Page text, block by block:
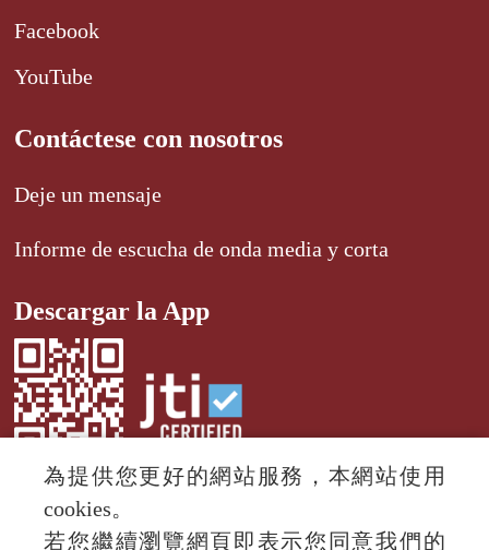
Facebook
YouTube
Contáctese con nosotros
Deje un mensaje
Informe de escucha de onda media y corta
Descargar la App
為提供您更好的網站服務，本網站使用
cookies。
若您繼續瀏覽網頁即表示您同意我們的